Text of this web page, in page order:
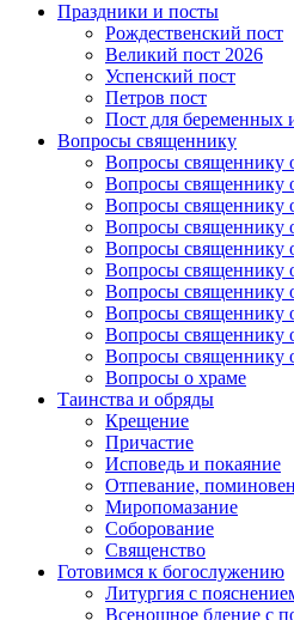
Праздники и посты
Рождественский пост
Великий пост 2026
Успенский пост
Петров пост
Пост для беременных
Вопросы священнику
Вопросы священнику
Вопросы священнику
Вопросы священнику
Вопросы священнику
Вопросы священнику
Вопросы священнику
Вопросы священнику
Вопросы священнику
Вопросы священнику
Вопросы священнику
Вопросы о храме
Таинства и обряды
Крещение
Причастие
Исповедь и покаяние
Отпевание,
Миропомазание
Соборование
Священство
Готовимся к богослужению
Литургия с
Всенощное бдение с